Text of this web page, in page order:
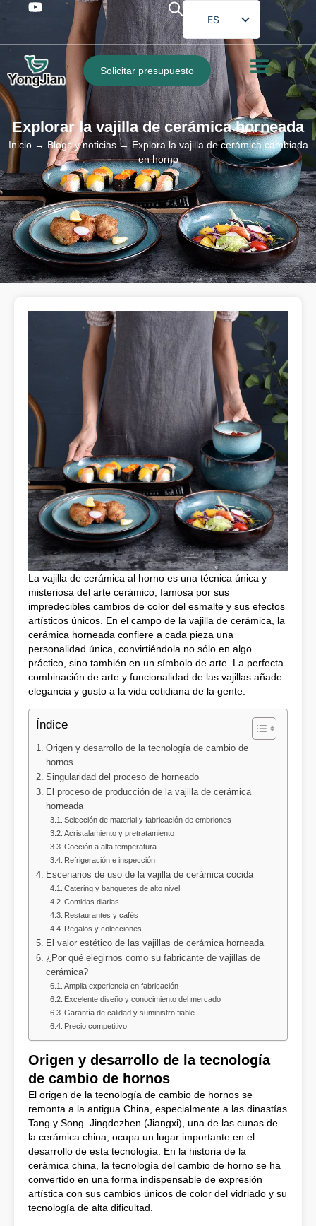
ES
EN
FR
DE
PT
AR
JA
Solicitar presupuesto
Explorar la vajilla de cerámica horneada
Inicio→ Blogs y noticias→ Explora la vajilla de cerámica cambiada
en horno
La vajilla de cerámica al horno es una técnica única y
misteriosa del arte cerámico, famosa por sus
impredecibles cambios de color del esmalte y sus efectos
artísticos únicos. En el campo de la vajilla de cerámica, la
cerámica horneada confiere a cada pieza una
personalidad única, convirtiéndola no sólo en algo
práctico, sino también en un símbolo de arte. La perfecta
combinación de arte y funcionalidad de las vajillas añade
elegancia y gusto a la vida cotidiana de la gente.
Índice
Origen y desarrollo de la tecnología de cambio de
hornos
Singularidad del proceso de horneado
El proceso de producción de la vajilla de cerámica
horneada
Selección de material y fabricación de embriones
Acristalamiento y pretratamiento
Cocción a alta temperatura
Refrigeración e inspección
Escenarios de uso de la vajilla de cerámica cocida
Catering y banquetes de alto nivel
Comidas diarias
Restaurantes y cafés
Regalos y colecciones
El valor estético de las vajillas de cerámica horneada
¿Por qué elegirnos como su fabricante de vajillas de
cerámica?
Amplia experiencia en fabricación
Excelente diseño y conocimiento del mercado
Garantía de calidad y suministro fiable
Precio competitivo
Origen y desarrollo de la tecnología
de cambio de hornos
El origen de la tecnología de cambio de hornos se
remonta a la antigua China, especialmente a las dinastías
Tang y Song. Jingdezhen (Jiangxi), una de las cunas de
la cerámica china, ocupa un lugar importante en el
desarrollo de esta tecnología. En la historia de la
cerámica china, la tecnología del cambio de horno se ha
convertido en una forma indispensable de expresión
artística con sus cambios únicos de color del vidriado y su
tecnología de alta dificultad.